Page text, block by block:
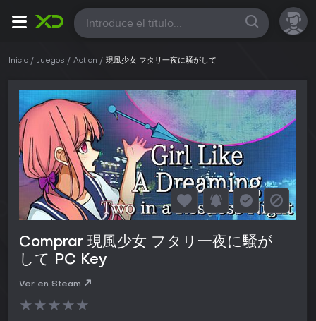
Todas
Inicio Juegos Action 現風少女 フタリ一夜に騒がして
Comprar 現風少女 フタリ一夜に騒が
して PC Key
Ver en Steam
★★★★★